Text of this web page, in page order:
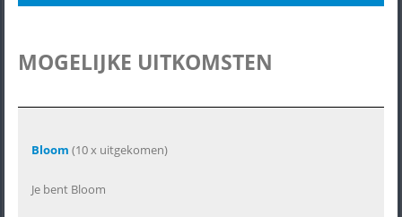
MOGELIJKE UITKOMSTEN
Bloom (10 x uitgekomen)
Je bent Bloom